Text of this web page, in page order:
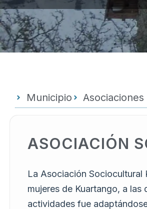
Municipio Asociaciones
ASOCIACIÓN
La Asociación Sociocultural
mujeres de Kuartango, a
actividades fue